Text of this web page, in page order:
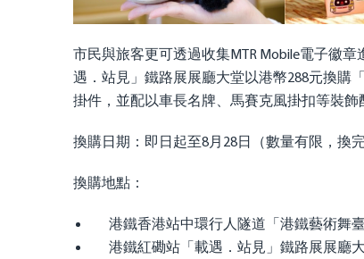
市民與旅客更可透過收集MTR Mobile電子徽
遇．站見」鐵路展展廳大堂以港幣288元換購
掛件，並配以車長名牌、馬賽克風掛扣等裝飾
換購日期：即日起至8月28日（數量有限，換完
換購地點：
港鐵香港站中環行人隧道「港鐵藝術舞
港鐵紅磡站「載遇．站見」鐵路展展廳